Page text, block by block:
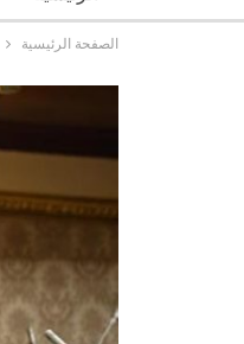
الصفحة الرئيسية